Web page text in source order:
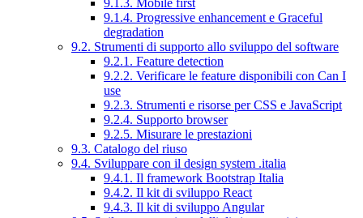
9.1.3. Mobile first
9.1.4. Progressive enhancement e Graceful
degradation
9.2. Strumenti di supporto allo sviluppo del software
9.2.1. Feature detection
9.2.2. Verificare le feature disponibili con Can I
use
9.2.3. Strumenti e risorse per CSS e JavaScript
9.2.4. Supporto browser
9.2.5. Misurare le prestazioni
9.3. Catalogo del riuso
9.4. Sviluppare con il design system .italia
9.4.1. Il framework Bootstrap Italia
9.4.2. Il kit di sviluppo React
9.4.3. Il kit di sviluppo Angular